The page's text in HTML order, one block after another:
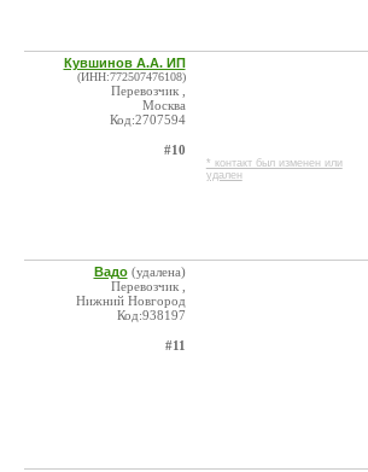
Кувшинов А.А. ИП
(ИНН:772507476108)
Перевозчик ,
Москва
Код:2707594
#10
* контакт был изменен или
удален
Вадо (удалена)
Перевозчик ,
Нижний Новгород
Код:938197
#11